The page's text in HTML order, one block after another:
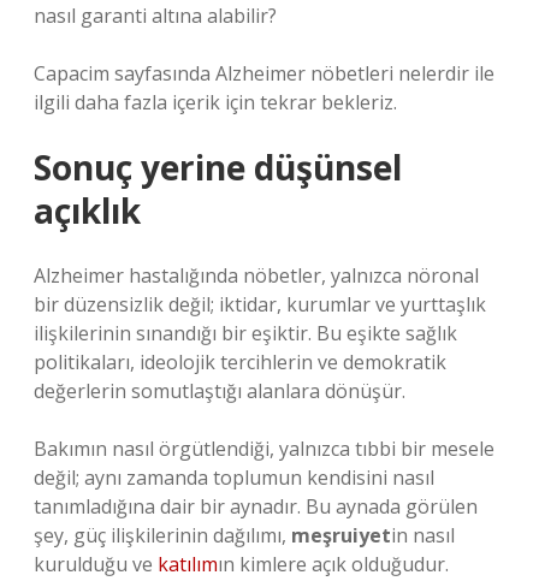
nasıl garanti altına alabilir?
Capacim sayfasında Alzheimer nöbetleri nelerdir ile
ilgili daha fazla içerik için tekrar bekleriz.
Sonuç yerine düşünsel
açıklık
Alzheimer hastalığında nöbetler, yalnızca nöronal
bir düzensizlik değil; iktidar, kurumlar ve yurttaşlık
ilişkilerinin sınandığı bir eşiktir. Bu eşikte sağlık
politikaları, ideolojik tercihlerin ve demokratik
değerlerin somutlaştığı alanlara dönüşür.
Bakımın nasıl örgütlendiği, yalnızca tıbbi bir mesele
değil; aynı zamanda toplumun kendisini nasıl
tanımladığına dair bir aynadır. Bu aynada görülen
şey, güç ilişkilerinin dağılımı, meşruiyetin nasıl
kurulduğu ve katılımın kimlere açık olduğudur.